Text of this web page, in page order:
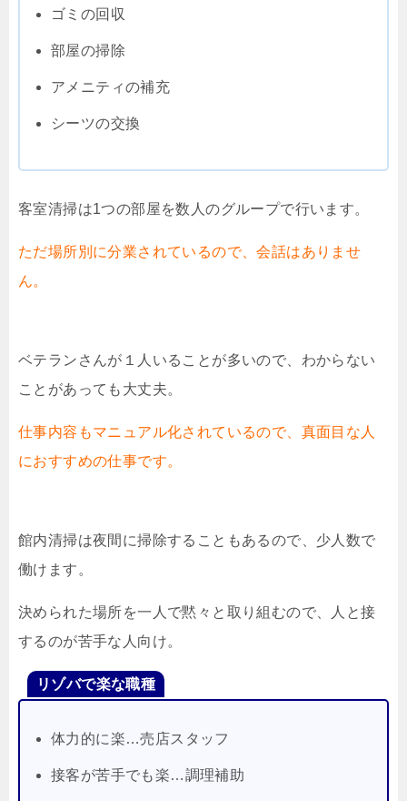
ゴミの回収
部屋の掃除
アメニティの補充
シーツの交換
客室清掃は1つの部屋を数人のグループで行います。
ただ場所別に分業されているので、会話はありませ
ん。
ベテランさんが１人いることが多いので、わからない
ことがあっても大丈夫。
仕事内容もマニュアル化されているので、真面目な人
におすすめの仕事です。
館内清掃は夜間に掃除することもあるので、少人数で
働けます。
決められた場所を一人で黙々と取り組むので、人と接
するのが苦手な人向け。
リゾバで楽な職種
体力的に楽…売店スタッフ
接客が苦手でも楽…調理補助